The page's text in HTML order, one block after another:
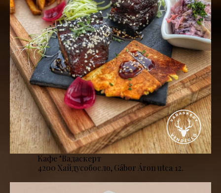
Кафе "Вадаскерт
4200 Хайдусобосло, Gábor Áron utca 12.